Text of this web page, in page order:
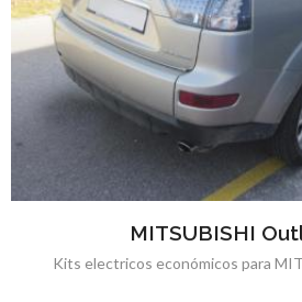
MITSUBISHI
Kits electricos económicos para